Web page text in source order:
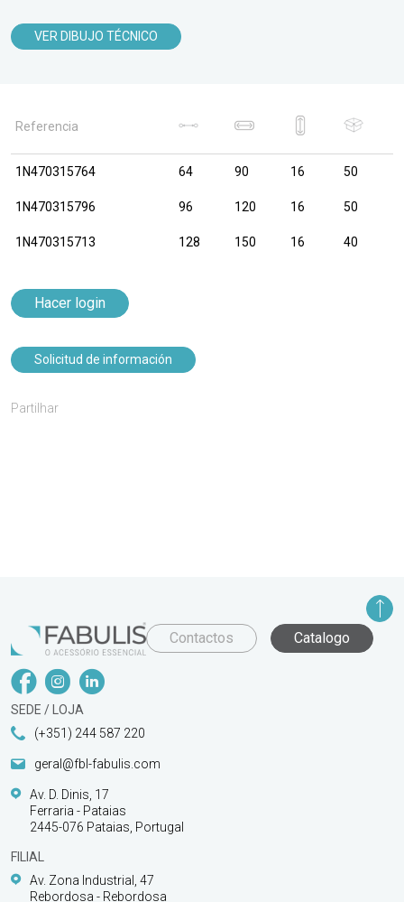
VER DIBUJO TÉCNICO
Referencia
1N470315764 64 90 16 50
1N470315796 96 120 16 50
1N470315713 128 150 16 40
Hacer login
Solicitud de información
Partilhar
Contactos Catalogo
SEDE / LOJA
(+351) 244 587 220
geral@fbl-fabulis.com
Av. D. Dinis, 17
Ferraria - Pataias
2445-076 Pataias, Portugal
FILIAL
Av. Zona Industrial, 47
Rebordosa - Rebordosa